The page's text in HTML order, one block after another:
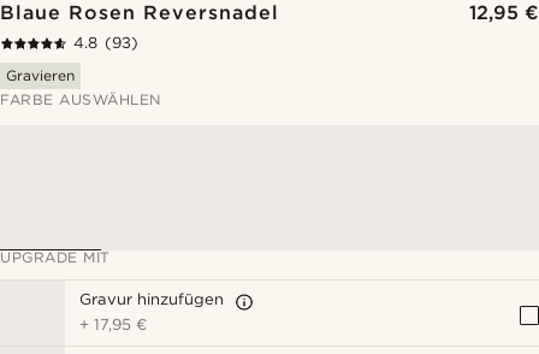
Blaue Rosen Reversnadel 12,95 €
4.8 (93)
Gravieren
FARBE AUSWÄHLEN
UPGRADE MIT
Gravur hinzufügen
+17,95 €